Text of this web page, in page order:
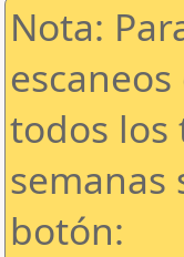
Nota:
todos los
botón: